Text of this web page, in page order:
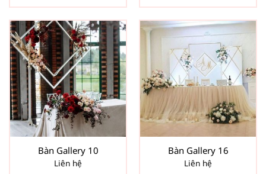
Bàn Gallery 10
Liên hệ
Bàn Gallery 16
Liên hệ